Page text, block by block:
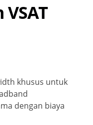
khusus untuk
dengan biaya